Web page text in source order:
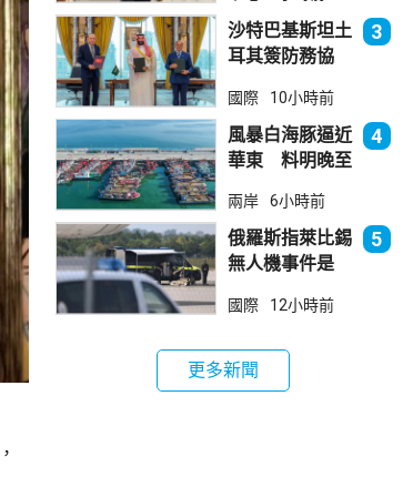
沙特巴基斯坦土
耳其簽防務協
林團結
3
國際 10小時前
風暴白海豚逼近
華東 料明晚至
帶
4
兩岸 6小時前
俄羅斯指萊比錫
無人機事件是
5
國際 12小時前
更多新聞